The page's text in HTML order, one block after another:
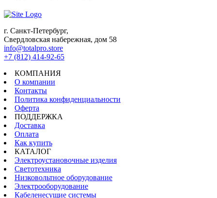
г. Санкт-Петербург,
Свердловская набережная, дом 58
info@totalpro.store
+7 (812) 414-92-65
КОМПАНИЯ
О компании
Контакты
Политика конфиденциальности
Оферта
ПОДДЕРЖКА
Доставка
Оплата
Как купить
КАТАЛОГ
Электроустановочные изделия
Светотехника
Низковольтное оборудование
Электрооборудование
Кабеленесущие системы